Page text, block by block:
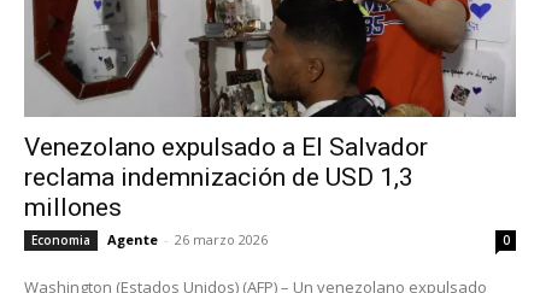
Venezolano expulsado a El Salvador
reclama indemnización de USD 1,3
millones
Economia Agente - 26 marzo 2026 0
Washington (Estados Unidos) (AFP) – Un venezolano expulsado